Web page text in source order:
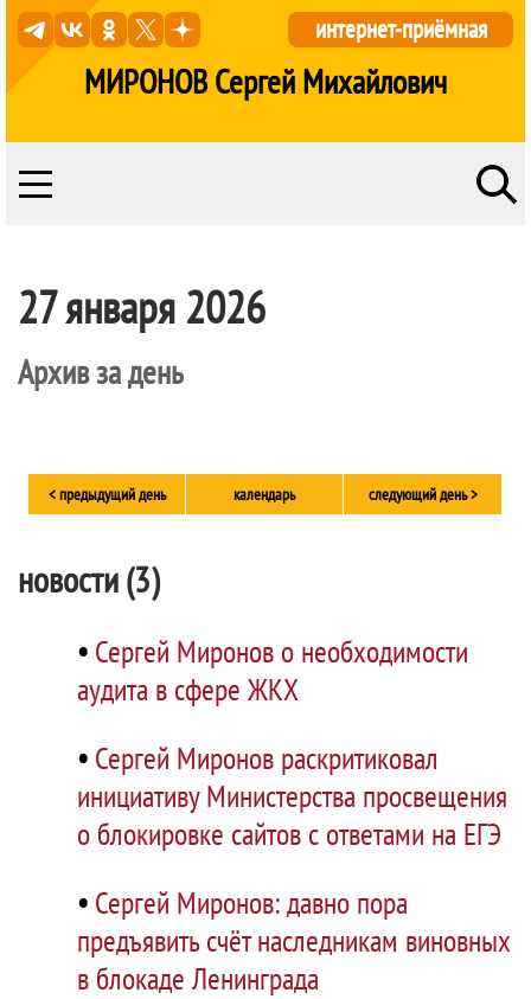
МИРОНОВ Сергей Михайлович
интернет-приёмная
27 января 2026
Архив за день
< предыдущий день календарь следующий день >
новости (3)
• Сергей Миронов о необходимости
аудита в сфере ЖКХ
• Сергей Миронов раскритиковал
инициативу Министерства просвещения
о блокировке сайтов с ответами на ЕГЭ
• Сергей Миронов: давно пора
предъявить счёт наследникам виновных
в блокаде Ленинграда